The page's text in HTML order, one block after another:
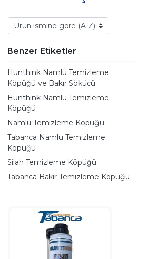
Benzer Etiketler
Hunthink Namlu Temizleme
Köpüğü ve Bakır Sökücü
Hunthink Namlu Temizleme
Köpüğü
Namlu Temizleme Köpüğü
Tabanca Namlu Temizleme
Köpüğü
Silah Temizleme Köpüğü
Tabanca Bakır Temizleme Köpüğü